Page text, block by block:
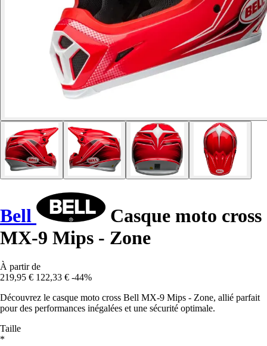
Bell
Casque moto cross
MX-9 Mips - Zone
À partir de
219,95 € 122,33 € -44%
Découvrez le casque moto cross Bell MX-9 Mips - Zone, allié parfait
pour des performances inégalées et une sécurité optimale.
Taille
*